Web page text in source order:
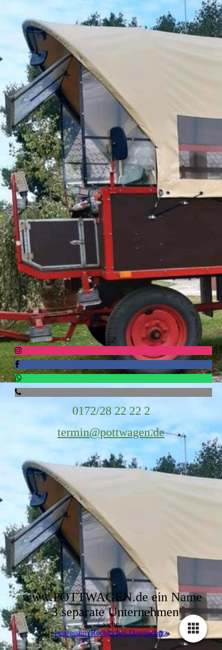
0172/28 22 22 2
termin@pottwagen.de
www.POTTWAGEN.de ein Name
- 3 separate Unternehmen
siehe
Impressum Rechtliches Datenschutz